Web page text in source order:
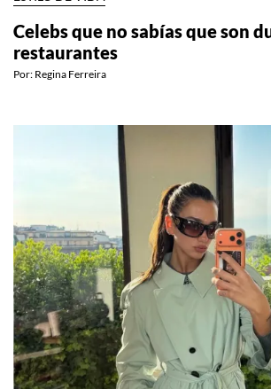
Celebs que no sabías que son
restaurantes
Por: Regina Ferreira